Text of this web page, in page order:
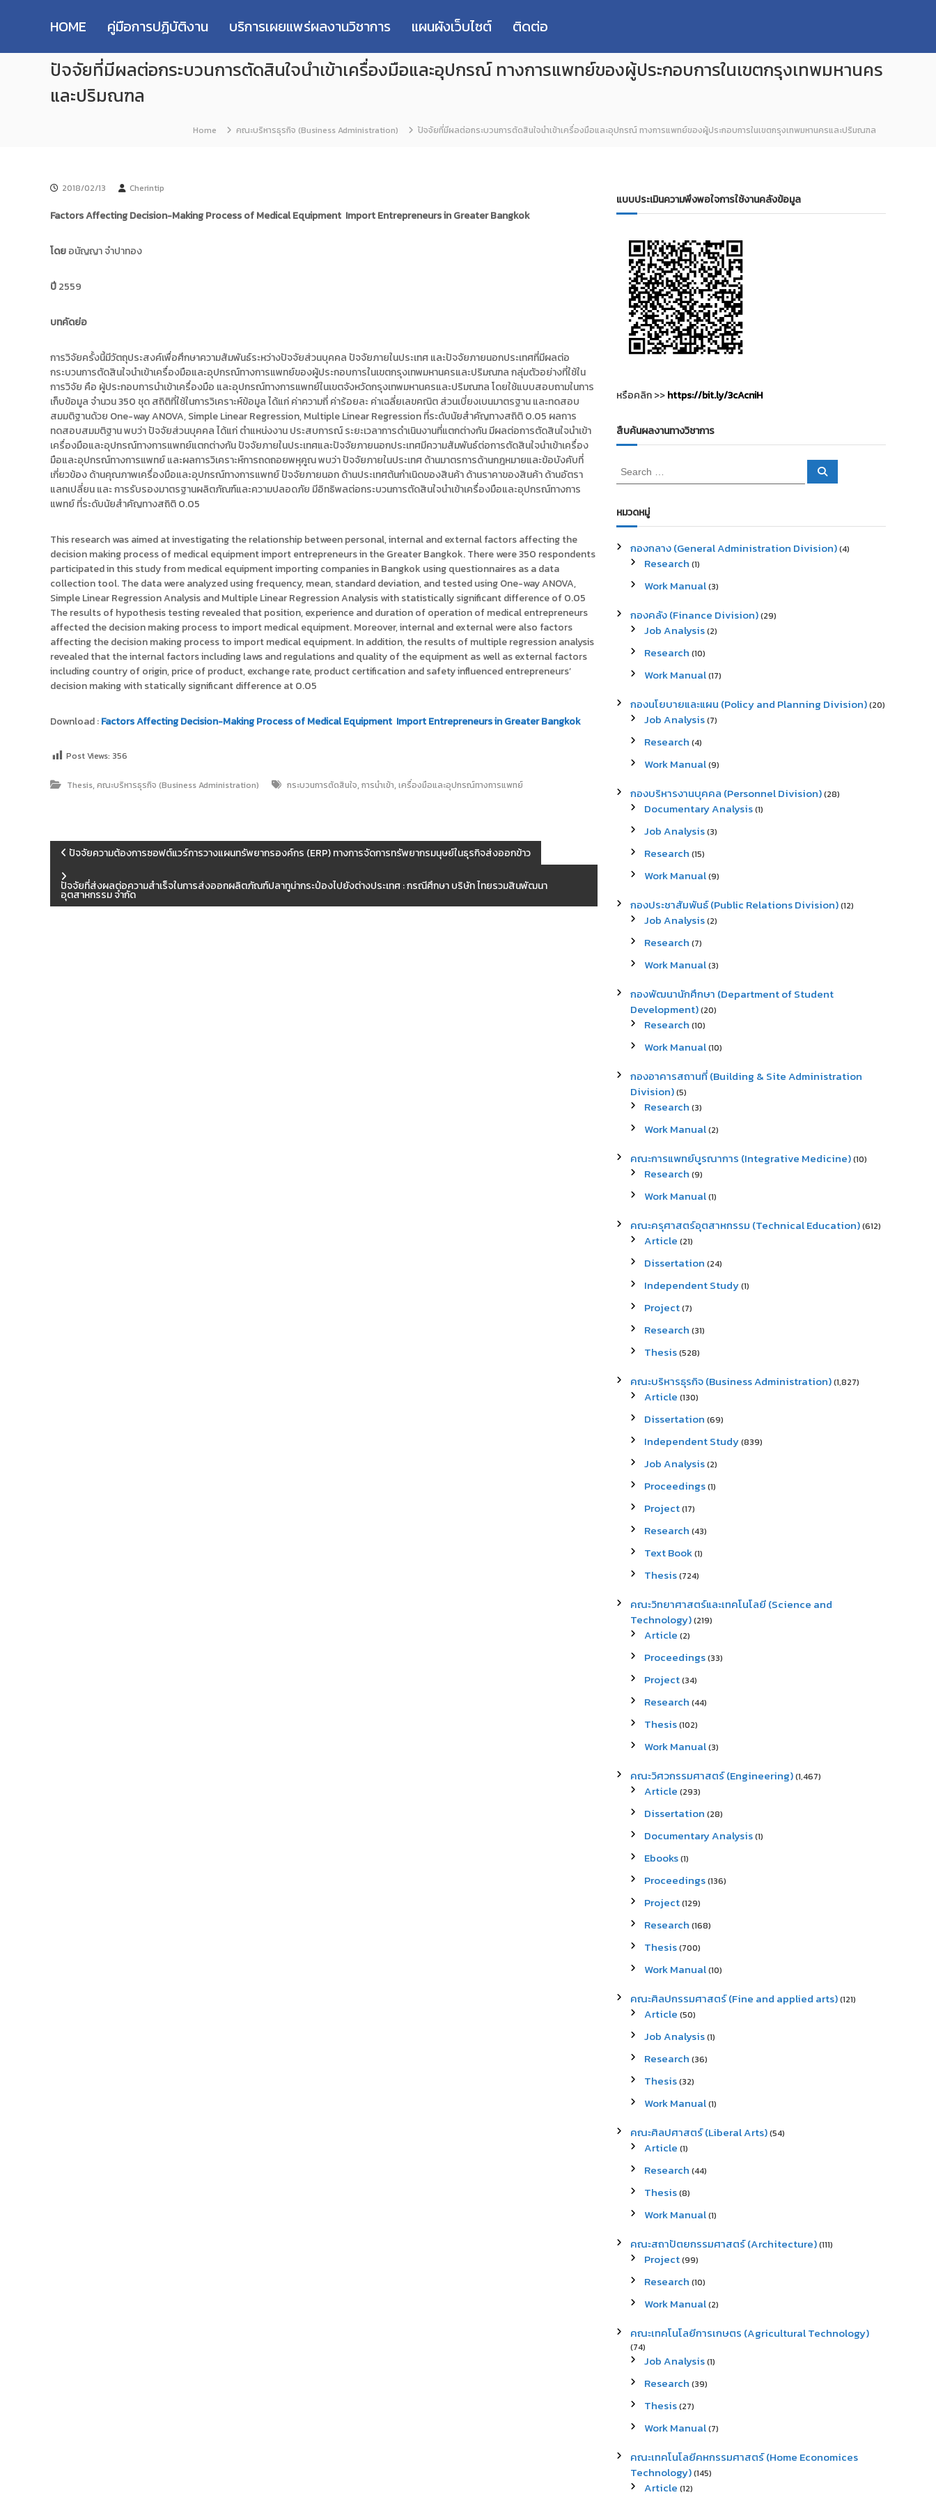
p
M
T
T
R
e
c
h
R
e
p
s
t
r
y
:
ค
ลั
ง
ข้
อ
มู
ล
า
น
วิ
จั
ย
ห
วิ
ท
า
โ
ร
ช
ค
ธั
ญ
บุ
รี
HOME คู่มือการปฏิบัติงาน บริการเผยแพร่ผลงานวิชาการ แผนผังเว็บไซต์ ติดต่อ
ปัจจัยที่มีผลต่อกระบวนการตัดสินใจนำเข้าเครื่องมือและอุปกรณ์ ทางการแพทย์ของผู้ประกอบการในเขตกรุงเทพมหานคร
และปริมณฑล
Home คณะบริหารธุรกิจ (Business Administration) ปัจจัยที่มีผลต่อกระบวนการตัดสินใจนำเข้าเครื่องมือและอุปกรณ์ ทางการแพทย์ของผู้ประกอบการในเขตกรุงเทพมหานครและปริมณฑล
2018/02/13 Cherintip
Factors Affecting Decision-Making Process of Medical Equipment Import Entrepreneurs in Greater Bangkok
โดยอนัญญา จำปาทอง
ปี2559
บทคัดย่อ
การวิจัยครั้งนี้มีวัตถุประสงค์เพื่อศึกษาความสัมพันธ์ระหว่างปัจจัยส่วนบุคคล ปัจจัยภายในประเทศ และปัจจัยภายนอกประเทศที่มีผลต่อ
กระบวนการตัดสินใจนำเข้าเครื่องมือและอุปกรณ์ทางการแพทย์ของผู้ประกอบการในเขตกรุงเทพมหานครและปริมณฑล กลุ่มตัวอย่างที่ใช้ใน
การวิจัย คือ ผู้ประกอบการนำเข้าเครื่องมือ และอุปกรณ์ทางการแพทย์ในเขตจังหวัดกรุงเทพมหานครและปริมณฑล โดยใช้แบบสอบถามในการ
เก็บข้อมูล จำนวน 350 ชุด สถิติที่ใช้ในการวิเคราะห์ข้อมูล ได้แก่ ค่าความถี่ ค่าร้อยละ ค่าเฉลี่ยเลขคณิต ส่วนเบี่ยงเบนมาตรฐาน และทดสอบ
สมมติฐานด้วย One-way ANOVA, Simple Linear Regression, Multiple Linear Regression ที่ระดับนัยสำคัญทางสถิติ 0.05 ผลการ
ทดสอบสมมติฐาน พบว่า ปัจจัยส่วนบุคคล ได้แก่ ตำแหน่งงาน ประสบการณ์ ระยะเวลาการดำเนินงานที่แตกต่างกัน มีผลต่อการตัดสินใจนำเข้า
เครื่องมือและอุปกรณ์ทางการแพทย์แตกต่างกัน ปัจจัยภายในประเทศและปัจจัยภายนอกประเทศมีความสัมพันธ์ต่อการตัดสินใจนำเข้าเครื่อง
มือและอุปกรณ์ทางการแพทย์ และผลการวิเคราะห์การถดถอยพหุคูณ พบว่า ปัจจัยภายในประเทศ ด้านมาตรการด้านกฎหมายและข้อบังคับที่
เกี่ยวข้อง ด้านคุณภาพเครื่องมือและอุปกรณ์ทางการแพทย์ ปัจจัยภายนอก ด้านประเทศต้นกำเนิดของสินค้า ด้านราคาของสินค้า ด้านอัตรา
แลกเปลี่ยน และ การรับรองมาตรฐานผลิตภัณฑ์และความปลอดภัย มีอิทธิพลต่อกระบวนการตัดสินใจนำเข้าเครื่องมือและอุปกรณ์ทางการ
แพทย์ ที่ระดับนัยสำคัญทางสถิติ 0.05
This research was aimed at investigating the relationship between personal, internal and external factors affecting the
decision making process of medical equipment import entrepreneurs in the Greater Bangkok. There were 350 respondents
participated in this study from medical equipment importing companies in Bangkok using questionnaires as a data
collection tool. The data were analyzed using frequency, mean, standard deviation, and tested using One-way ANOVA,
Simple Linear Regression Analysis and Multiple Linear Regression Analysis with statistically significant difference of 0.05
The results of hypothesis testing revealed that position, experience and duration of operation of medical entrepreneurs
affected the decision making process to import medical equipment. Moreover, internal and external were also factors
affecting the decision making process to import medical equipment. In addition, the results of multiple regression analysis
revealed that the internal factors including laws and regulations and quality of the equipment as well as external factors
including country of origin, price of product, exchange rate, product certification and safety influenced entrepreneurs’
decision making with statically significant difference at 0.05
Download :Factors Affecting Decision-Making Process of Medical Equipment Import Entrepreneurs in Greater Bangkok
Post Views: 356
Thesis,คณะบริหารธุรกิจ (Business Administration) กระบวนการตัดสินใจ,การนำเข้า,เครื่องมือและอุปกรณ์ทางการแพทย์
น
ปัจจัยความต้องการซอฟต์แวร์การวางแผนทรัพยากรองค์กร (ERP) ทางการจัดการทรัพยากรมนุษย์ในธุรกิจส่งออกข้าว
ปัจจัยที่ส่งผลต่อความสำเร็จในการส่งออกผลิตภัณฑ์ปลาทูน่ากระป๋องไปยังต่างประเทศ : กรณีศึกษา บริษัท ไทยรวมสินพัฒนา
อุตสาหกรรม จำกัด
แบบประเมินความพึงพอใจการใช้งานคลังข้อมูล
หรือคลิก >>https://bit.ly/3cAcniH
สืบค้นผลงานทางวิชาการ
S
e
r
c
f
S
หมวดหมู่
กองกลาง (General Administration Division)(4)
Research (1)
Work Manual(3)
กองคลัง (Finance Division)(29)
Job Analysis(2)
Research (10)
Work Manual(17)
กองนโยบายและแผน (Policy and Planning Division)(20)
Job Analysis(7)
Research (4)
Work Manual(9)
กองบริหารงานบุคคล (Personnel Division)(28)
Documentary Analysis(1)
Job Analysis(3)
Research (15)
Work Manual(9)
กองประชาสัมพันธ์ (Public Relations Division)(12)
Job Analysis(2)
Research (7)
Work Manual(3)
กองพัฒนานักศึกษา (Department of Student
Development)(20)
Research (10)
Work Manual(10)
กองอาคารสถานที่ (Building & Site Administration
Division)(5)
Research (3)
Work Manual(2)
คณะการแพทย์บูรณาการ (Integrative Medicine)(10)
Research (9)
Work Manual(1)
คณะครุศาสตร์อุตสาหกรรม (Technical Education)(612)
Article (21)
Dissertation (24)
Independent Study(1)
Project(7)
Research (31)
Thesis(528)
คณะบริหารธุรกิจ (Business Administration)(1,827)
Article (130)
Dissertation (69)
Independent Study(839)
Job Analysis(2)
Proceedings(1)
Project(17)
Research (43)
Text Book(1)
Thesis(724)
คณะวิทยาศาสตร์และเทคโนโลยี (Science and
Technology)(219)
Article (2)
Proceedings(33)
Project(34)
Research (44)
Thesis(102)
Work Manual(3)
คณะวิศวกรรมศาสตร์ (Engineering)(1,467)
Article (293)
Dissertation (28)
Documentary Analysis(1)
Ebooks(1)
Proceedings(136)
Project(129)
Research (168)
Thesis(700)
Work Manual(10)
คณะศิลปกรรมศาสตร์ (Fine and applied arts)(121)
Article (50)
Job Analysis(1)
Research (36)
Thesis(32)
Work Manual(1)
คณะศิลปศาสตร์ (Liberal Arts)(54)
Article (1)
Research (44)
Thesis(8)
Work Manual(1)
คณะสถาปัตยกรรมศาสตร์ (Architecture)(111)
Project(99)
Research (10)
Work Manual(2)
คณะเทคโนโลยีการเกษตร (Agricultural Technology)
(74)
Job Analysis(1)
Research (39)
Thesis(27)
Work Manual(7)
คณะเทคโนโลยีคหกรรมศาสตร์ (Home Economices
Technology)(145)
Article (12)